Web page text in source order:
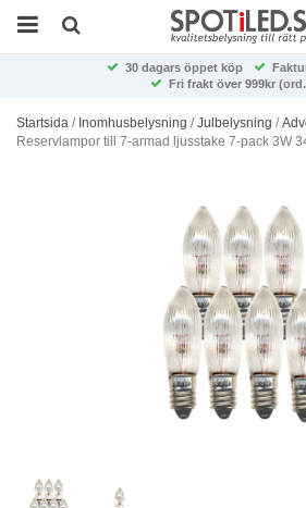
30 dagars öppet köp
Fri frakt över 999kr
Startsida / Inomhusbelysning /Julbelysning /
Reservlampor till 7-armad ljusstake 7-pack 3W